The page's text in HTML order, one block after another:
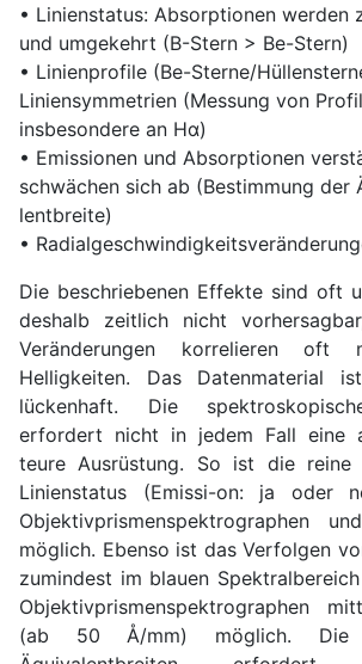
• Linienstatus: Absorptionen werden
und umgekehrt (B-Stern > Be-Stern)
• Linienprofile (Be-Sterne/
Liniensymmetrien (Messung von
insbesondere an Hα)
• Emissionen und Absorptionen
schwächen sich ab (Bestimmung der
lentbreite)
•
Die beschriebenen Effekte sind oft
deshalb zeitlich nicht
Veränderungen korrelieren
Helligkeiten. Das Datenmaterial
lückenhaft. Die
erfordert nicht in jedem Fall eine
teure Ausrüstung. So ist die reine
Linienstatus (Emissi-on: ja oder
Objektivprismenspektrographen
möglich. Ebenso ist das Verfolgen
zumindest im blauen
Objektivprismenspektrographen
(ab 50 Å/mm) möglich. Die